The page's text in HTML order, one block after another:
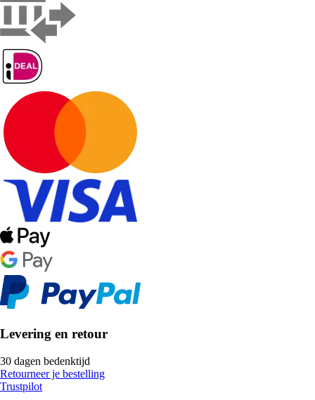
Levering en retour
30 dagen bedenktijd
Retourneer je bestelling
Trustpilot